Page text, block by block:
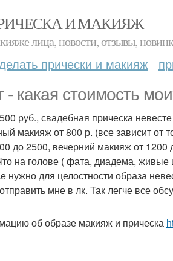
И МАКИЯЖ
лица, новости, отзывы,
прически и макияж
какая стоимость
руб., свадебная прическа
макияж от 800 р. (все зависит от
до 2500, вечерний макияж от
на голове ( фата, диадема, живые
нужно для целостности образа
мне в лк. Так легче все
об образе макияж и прическа